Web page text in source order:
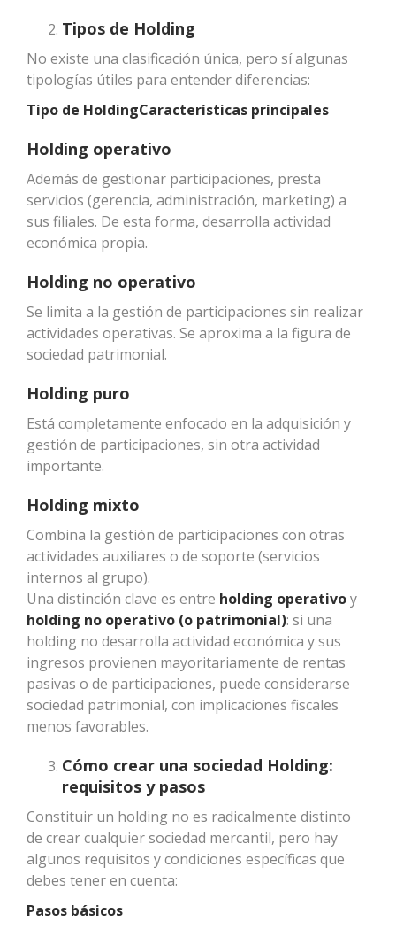
Tipos de Holding
No existe una clasificación única, pero sí algunas
tipologías útiles para entender diferencias:
Tipo de HoldingCaracterísticas principales
Holding operativo
Además de gestionar participaciones, presta
servicios (gerencia, administración, marketing) a
sus filiales. De esta forma, desarrolla actividad
económica propia.
Holding no operativo
Se limita a la gestión de participaciones sin realizar
actividades operativas. Se aproxima a la figura de
sociedad patrimonial.
Holding puro
Está completamente enfocado en la adquisición y
gestión de participaciones, sin otra actividad
importante.
Holding mixto
Combina la gestión de participaciones con otras
actividades auxiliares o de soporte (servicios
internos al grupo).
Una distinción clave es entre holding operativoy
holding no operativo (o patrimonial): si una
holding no desarrolla actividad económica y sus
ingresos provienen mayoritariamente de rentas
pasivas o de participaciones, puede considerarse
sociedad patrimonial, con implicaciones fiscales
menos favorables.
Cómo crear una sociedad Holding:
requisitos y pasos
Constituir un holding no es radicalmente distinto
de crear cualquier sociedad mercantil, pero hay
algunos requisitos y condiciones específicas que
debes tener en cuenta:
Pasos básicos